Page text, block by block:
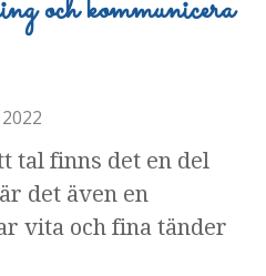
och kommunicera
tal finns det en del
det även en
vita och fina tänder